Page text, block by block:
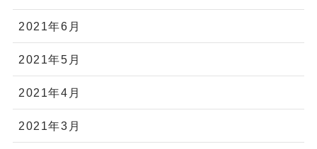
2021年6月
2021年5月
2021年4月
2021年3月